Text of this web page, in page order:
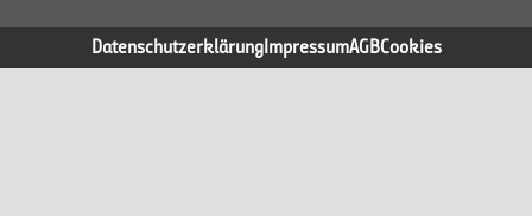
DatenschutzerklärungImpressumAGBCookies